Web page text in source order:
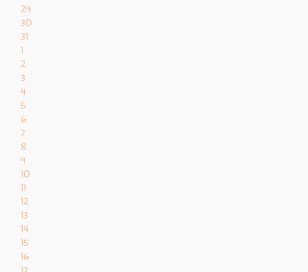
29
30
31
1
2
3
4
5
6
7
8
9
10
11
12
13
14
15
16